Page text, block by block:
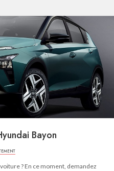
Bayon
? En ce moment, demandez